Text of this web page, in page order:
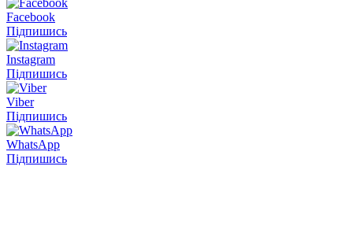
Facebook
Підпишись
Instagram
Підпишись
Viber
Підпишись
WhatsApp
Підпишись